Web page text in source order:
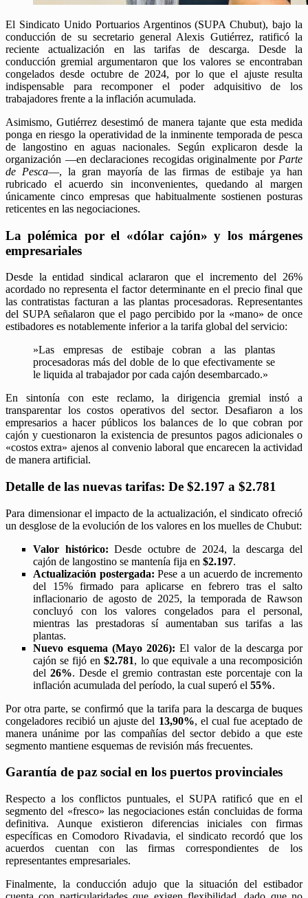
El Sindicato Unido Portuarios Argentinos (SUPA Chubut), bajo la
conducción de su secretario general Alexis Gutiérrez, ratificó la
reciente actualización en las tarifas de descarga. Desde la
conducción gremial argumentaron que los valores se encontraban
congelados desde octubre de 2024, por lo que el ajuste resulta
indispensable para recomponer el poder adquisitivo de los
trabajadores frente a la inflación acumulada.
​Asimismo, Gutiérrez desestimó de manera tajante que esta medida
ponga en riesgo la operatividad de la inminente temporada de pesca
de langostino en aguas nacionales. Según explicaron desde la
organización —en declaraciones recogidas originalmente por Parte
de Pesca—, la gran mayoría de las firmas de estibaje ya han
rubricado el acuerdo sin inconvenientes, quedando al margen
únicamente cinco empresas que habitualmente sostienen posturas
reticentes en las negociaciones.
La polémica por el «dólar cajón» y los márgenes
empresariales
​Desde la entidad sindical aclararon que el incremento del 26%
acordado no representa el factor determinante en el precio final que
las contratistas facturan a las plantas procesadoras. Representantes
del SUPA señalaron que el pago percibido por la «mano» de once
estibadores es notablemente inferior a la tarifa global del servicio:
​»Las empresas de estibaje cobran a las plantas
procesadoras más del doble de lo que efectivamente se
le liquida al trabajador por cada cajón desembarcado.»
​En sintonía con este reclamo, la dirigencia gremial instó a
transparentar los costos operativos del sector. Desafiaron a los
empresarios a hacer públicos los balances de lo que cobran por
cajón y cuestionaron la existencia de presuntos pagos adicionales o
«costos extra» ajenos al convenio laboral que encarecen la actividad
de manera artificial.
Detalle de las nuevas tarifas: De $2.197 a $2.781
​Para dimensionar el impacto de la actualización, el sindicato ofreció
un desglose de la evolución de los valores en los muelles de Chubut:
Valor histórico: Desde octubre de 2024, la descarga del
cajón de langostino se mantenía fija en $2.197.
Actualización postergada: Pese a un acuerdo de incremento
del 15% firmado para aplicarse en febrero tras el salto
inflacionario de agosto de 2025, la temporada de Rawson
concluyó con los valores congelados para el personal,
mientras las prestadoras sí aumentaban sus tarifas a las
plantas.
Nuevo esquema (Mayo 2026): El valor de la descarga por
cajón se fijó en$2.781, lo que equivale a una recomposición
del26%. Desde el gremio contrastan este porcentaje con la
inflación acumulada del período, la cual superó el 55%.
​Por otra parte, se confirmó que la tarifa para la descarga de buques
congeladores recibió un ajuste del 13,90%, el cual fue aceptado de
manera unánime por las compañías del sector debido a que este
segmento mantiene esquemas de revisión más frecuentes.
Garantía de paz social en los puertos provinciales
​Respecto a los conflictos puntuales, el SUPA ratificó que en el
segmento del «fresco» las negociaciones están concluidas de forma
definitiva. Aunque existieron diferencias iniciales con firmas
específicas en Comodoro Rivadavia, el sindicato recordó que los
acuerdos cuentan con las firmas correspondientes de los
representantes empresariales.
​Finalmente, la conducción adujo que la situación del estibador